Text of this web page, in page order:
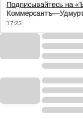
Подписывайтесь на
17:23